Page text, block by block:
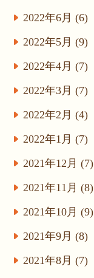
2022年6月 (6)
2022年5月 (9)
2022年4月 (7)
2022年3月 (7)
2022年2月 (4)
2022年1月 (7)
2021年12月 (7)
2021年11月 (8)
2021年10月 (9)
2021年9月 (8)
2021年8月 (7)